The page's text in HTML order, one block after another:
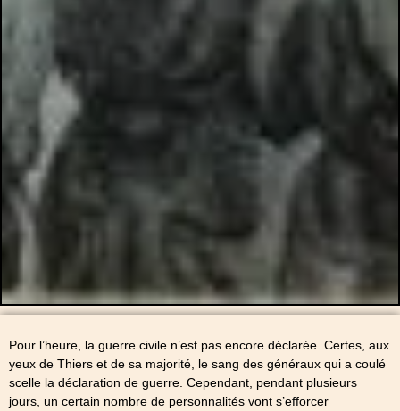
Pour l’heure, la guerre civile n’est pas encore déclarée. Certes, aux
yeux de Thiers et de sa majorité, le sang des généraux qui a coulé
scelle la déclaration de guerre. Cependant, pendant plusieurs
jours, un certain nombre de personnalités vont s’efforcer